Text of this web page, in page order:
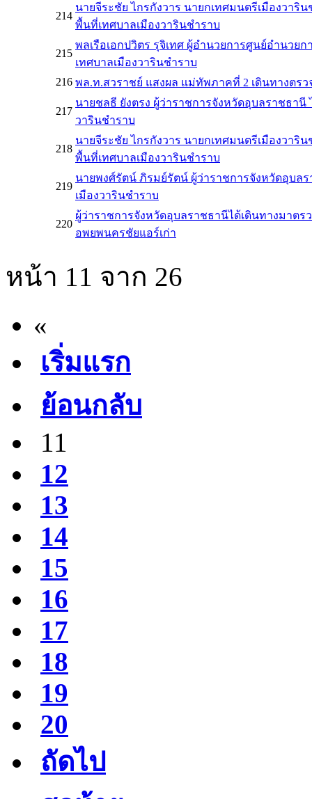
214
นายจีระชัย ไกรกังวาร นายกเทศมนตรีเมืองวา
พื้นที่เทศบาลเมืองวารินชำราบ
215
พลเรือเอกปวิตร รุจิเทศ ผู้อำนวยการศูนย์อำนว
เทศบาลเมืองวารินชำราบ
216 พล.ท.สวราชย์ แสงผล แม่ทัพภาคที่ 2 เดินทางตร
217
นายชลธี ยังตรง ผู้ว่าราชการจังหวัดอุบลราชธานี
วารินชำราบ
218
นายจีระชัย ไกรกังวาร นายกเทศมนตรีเมืองวา
พื้นที่เทศบาลเมืองวารินชำราบ
219
นายพงศ์รัตน์ ภิรมย์รัตน์ ผู้ว่าราชการจังหวัดอุบล
เมืองวารินชำราบ
220
ผู้ว่าราชการจังหวัดอุบลราชธานีได้เดินทางมาตร
อพยพนครชัยแอร์เก่า
หน้า 11 จาก 26
«
เริ่มแรก
ย้อนกลับ
11
12
13
14
15
16
17
18
19
20
ถัดไป